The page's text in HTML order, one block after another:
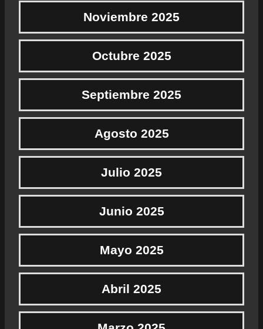
Noviembre 2025
Octubre 2025
Septiembre 2025
Agosto 2025
Julio 2025
Junio 2025
Mayo 2025
Abril 2025